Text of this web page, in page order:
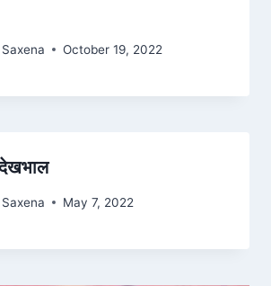
October 19, 2022
May 7, 2022